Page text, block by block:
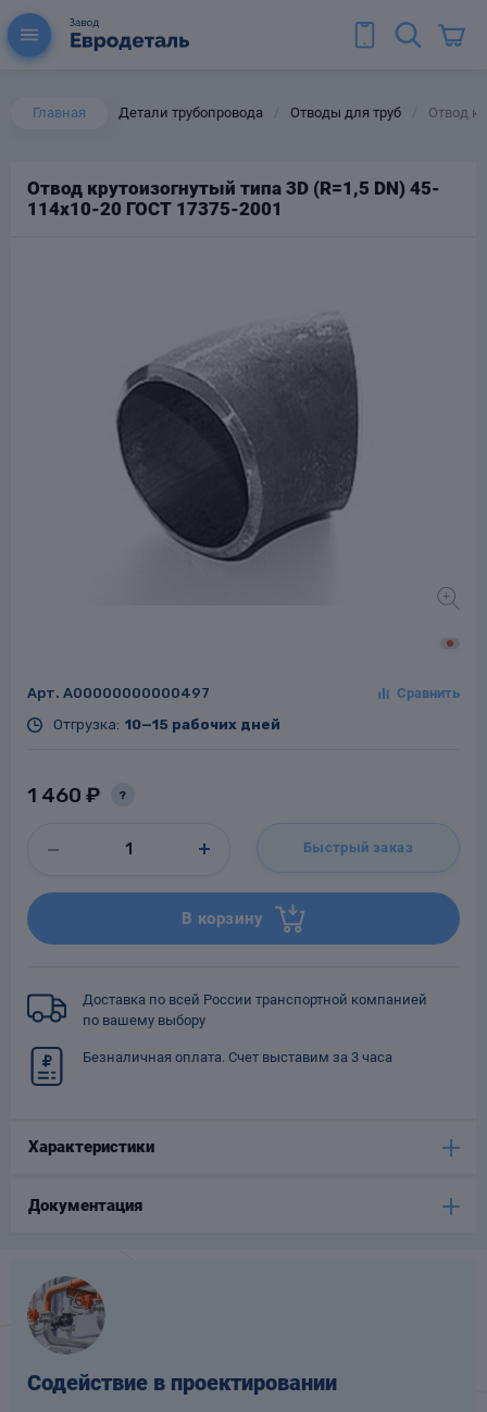
Главная Детали трубопровода Отводы для труб Отвод
Отвод крутоизогнутый типа 3D (R=1,5 DN) 45-
114х10-20 ГОСТ 17375-2001
Арт. A00000000000497
Отгрузка: 10—15 рабочих дней
1 460 ₽ ?
Быстрый заказ
В корзину
Доставка по всей России транспортной компанией
по вашему выбору
Безналичная оплата. Счет выставим за 3 часа
Характеристики
Документация
Содействие в проектировании
для труб
Тройники стальные
трубопроводов